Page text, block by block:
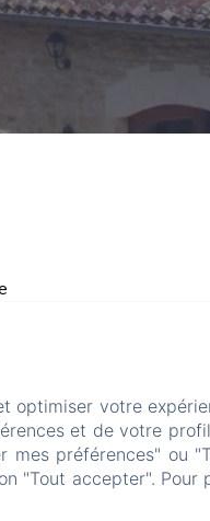
optimiser votre
et de votre
mes préférences" ou
"Tout accepter". Pour